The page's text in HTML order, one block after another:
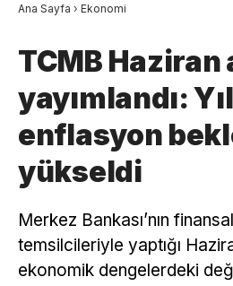
Ana Sayfa › Ekonomi
TCMB Haziran
yayımlandı:
enflasyon
yükseldi
Merkez Bankası’nın
temsilcileriyle yaptığı
ekonomik dengelerdeki